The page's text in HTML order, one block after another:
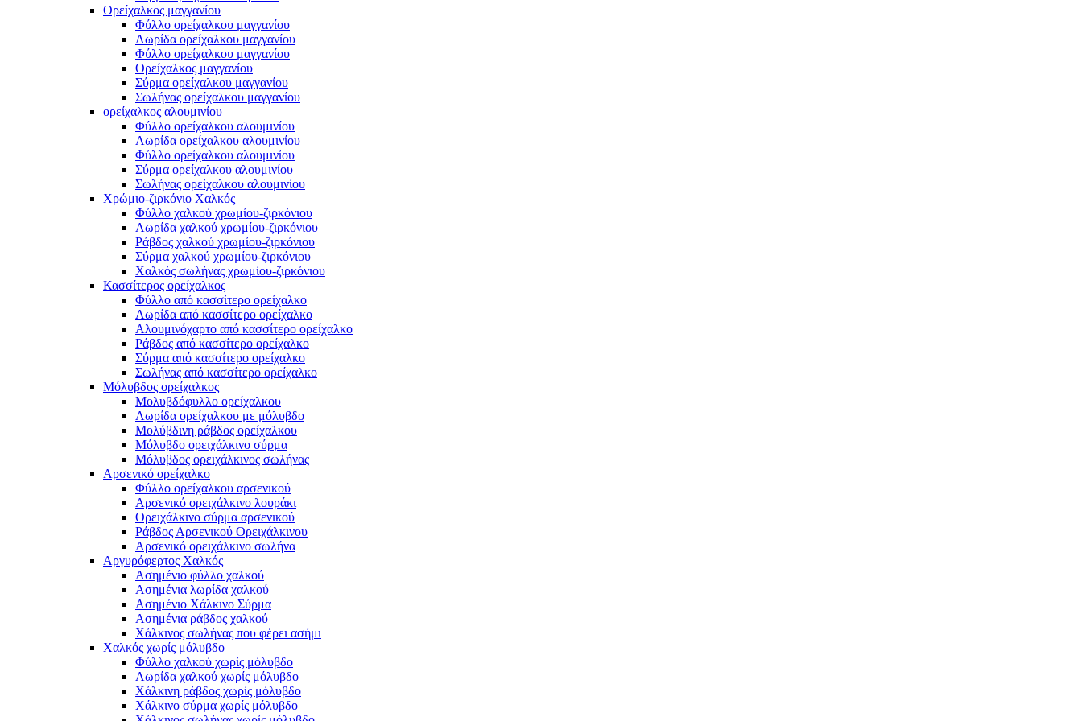
Ορείχαλκος μαγγανίου
Φύλλο ορείχαλκου μαγγανίου
Λωρίδα ορείχαλκου μαγγανίου
Φύλλο ορείχαλκου μαγγανίου
Ορείχαλκος μαγγανίου
Σύρμα ορείχαλκου μαγγανίου
Σωλήνας ορείχαλκου μαγγανίου
ορείχαλκος αλουμινίου
Φύλλο ορείχαλκου αλουμινίου
Λωρίδα ορείχαλκου αλουμινίου
Φύλλο ορείχαλκου αλουμινίου
Σύρμα ορείχαλκου αλουμινίου
Σωλήνας ορείχαλκου αλουμινίου
Χρώμιο-ζιρκόνιο Χαλκός
Φύλλο χαλκού χρωμίου-ζιρκόνιου
Λωρίδα χαλκού χρωμίου-ζιρκόνιου
Ράβδος χαλκού χρωμίου-ζιρκόνιου
Σύρμα χαλκού χρωμίου-ζιρκόνιου
Χαλκός σωλήνας χρωμίου-ζιρκόνιου
Κασσίτερος ορείχαλκος
Φύλλο από κασσίτερο ορείχαλκο
Λωρίδα από κασσίτερο ορείχαλκο
Αλουμινόχαρτο από κασσίτερο ορείχαλκο
Ράβδος από κασσίτερο ορείχαλκο
Σύρμα από κασσίτερο ορείχαλκο
Σωλήνας από κασσίτερο ορείχαλκο
Μόλυβδος ορείχαλκος
Μολυβδόφυλλο ορείχαλκου
Λωρίδα ορείχαλκου με μόλυβδο
Μολύβδινη ράβδος ορείχαλκου
Μόλυβδο ορειχάλκινο σύρμα
Μόλυβδος ορειχάλκινος σωλήνας
Αρσενικό ορείχαλκο
Φύλλο ορείχαλκου αρσενικού
Αρσενικό ορειχάλκινο λουράκι
Ορειχάλκινο σύρμα αρσενικού
Ράβδος Αρσενικού Ορειχάλκινου
Αρσενικό ορειχάλκινο σωλήνα
Αργυρόφερτος Χαλκός
Ασημένιο φύλλο χαλκού
Ασημένια λωρίδα χαλκού
Ασημένιο Χάλκινο Σύρμα
Ασημένια ράβδος χαλκού
Χάλκινος σωλήνας που φέρει ασήμι
Χαλκός χωρίς μόλυβδο
Φύλλο χαλκού χωρίς μόλυβδο
Λωρίδα χαλκού χωρίς μόλυβδο
Χάλκινη ράβδος χωρίς μόλυβδο
Χάλκινο σύρμα χωρίς μόλυβδο